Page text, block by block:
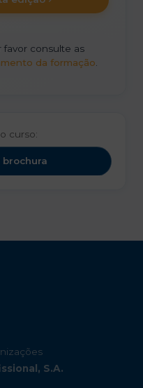
favor consulte as
da formação
curso:
S.A.